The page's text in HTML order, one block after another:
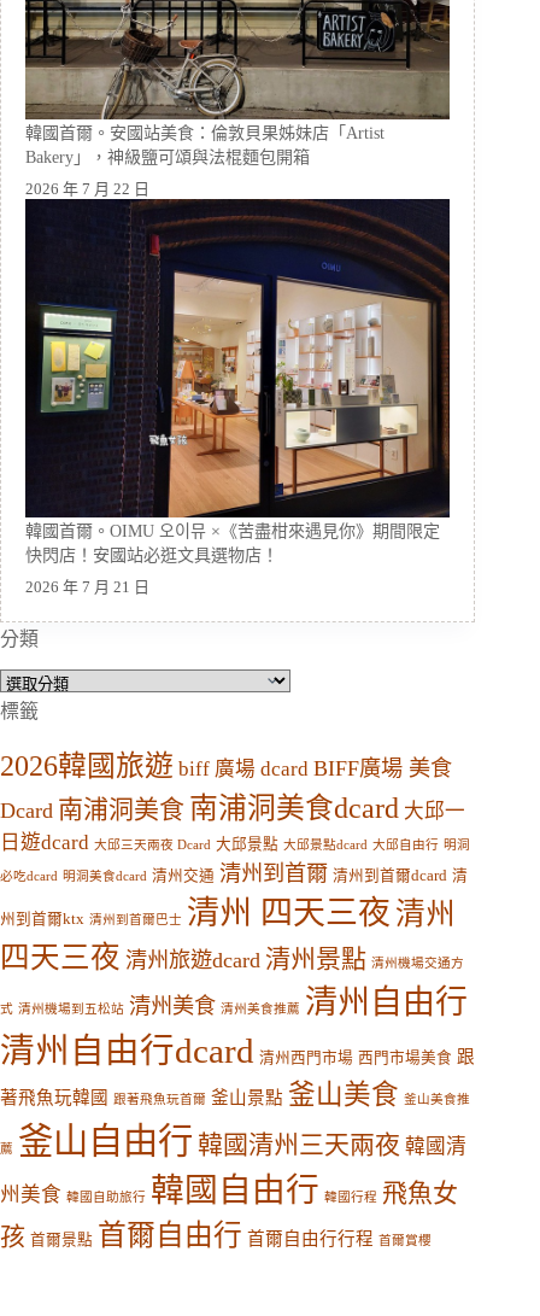
韓國首爾。安國站美食：倫敦貝果姊妹店「Artist
Bakery」，神級鹽可頌與法棍麵包開箱
2026 年 7 月 22 日
韓國首爾。OIMU 오이뮤 ×《苦盡柑來遇見你》期間限定
快閃店！安國站必逛文具選物店！
2026 年 7 月 21 日
分類
分
類
標籤
2026韓國旅遊 biff 廣場 dcard BIFF廣場 美食
Dcard 南浦洞美食 南浦洞美食dcard 大邱一
日遊dcard 大邱三天兩夜 Dcard 大邱景點 大邱景點dcard 大邱自由行 明洞
必吃dcard 明洞美食dcard 清州交通 清州到首爾 清州到首爾dcard 清
州到首爾ktx 清州到首爾巴士 清州 四天三夜 清州
四天三夜 清州旅遊dcard 清州景點 清州機場交通方
式 清州機場到五松站 清州美食 清州美食推薦 清州自由行
清州自由行dcard 清州西門市場 西門市場美食 跟
著飛魚玩韓國 跟著飛魚玩首爾 釜山景點 釜山美食 釜山美食推
薦 釜山自由行 韓國清州三天兩夜 韓國清
州美食 韓國自助旅行 韓國自由行 韓國行程 飛魚女
孩 首爾景點 首爾自由行 首爾自由行行程 首爾賞櫻